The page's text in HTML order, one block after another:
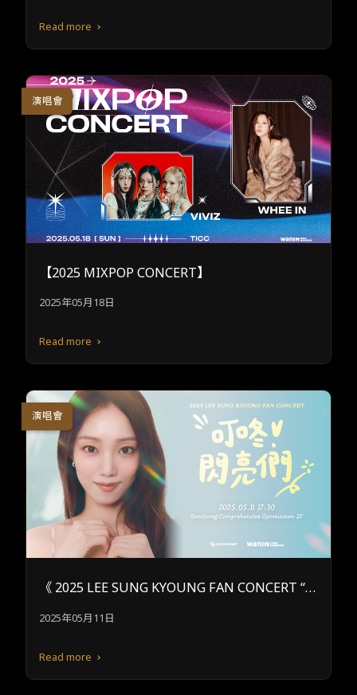
Read more
【2025 MIXPOP CONCERT】
2025年05月18日
Read more
演唱會
《 2025 LEE SUNG KYOUNG FAN CONCERT “叮
咚！閃亮們“》
2025年05月11日
Read more
演唱會